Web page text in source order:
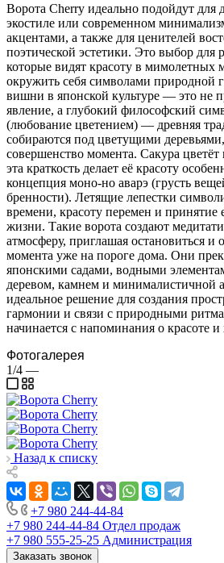
Ворота Cherry идеально подойдут для
экостиле или современном
акцентами, а также для ценителей
поэтической эстетики. Это выбор для
которые видят красоту в мимолетных
окружить себя символами природной
вишни в японской культуре — это не
явление, а глубокий философский
(любование цветением) — древняя
собираются под цветущими
совершенство момента. Сакура цветёт
эта краткость делает её красоту
концепция моно-но аварэ (грусть
бренности). Летящие лепестки
времени, красоту перемен и принятие
жизни. Такие ворота создают
атмосферу, приглашая остановиться и
момента уже на пороге дома. Они
японскими садами, водными
деревом, камнем и минималистичной
идеальное решение для создания
гармонии и связи с природными
начинается с напоминания о красоте
Фотогалерея
1/4 —
Назад к списку
+7 980 244-44-84
+7 980 244-44-84 Отдел продаж
+7 980 555-25-25 Администрация
Заказать звонок